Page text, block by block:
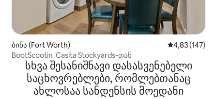
ბინა (Fort Worth) საშუალო
4,83 (147)
BootScootin 'Casita Stockyards-თან
სხვა შესანიშნავი დასასვენებელი
საცხოვრებლები, რომლებთანაც
ახლოსაა სანდენსის მოედანი